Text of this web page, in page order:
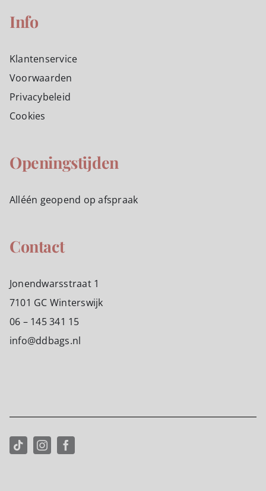
Info
Klantenservice
Voorwaarden
Privacybeleid
Cookies
Openingstijden
Alléén geopend op afspraak
Contact
Jonendwarsstraat 1
7101 GC Winterswijk
06 – 145 341 15
info@ddbags.nl